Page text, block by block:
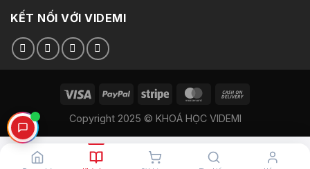
KẾT NỐI VỚI VIDEMI
Copyright 2025 © KHOÁ HỌC VIDEMI